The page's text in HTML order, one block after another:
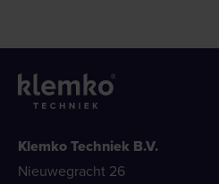
Klemko Techniek B.V.
Nieuwegracht 26